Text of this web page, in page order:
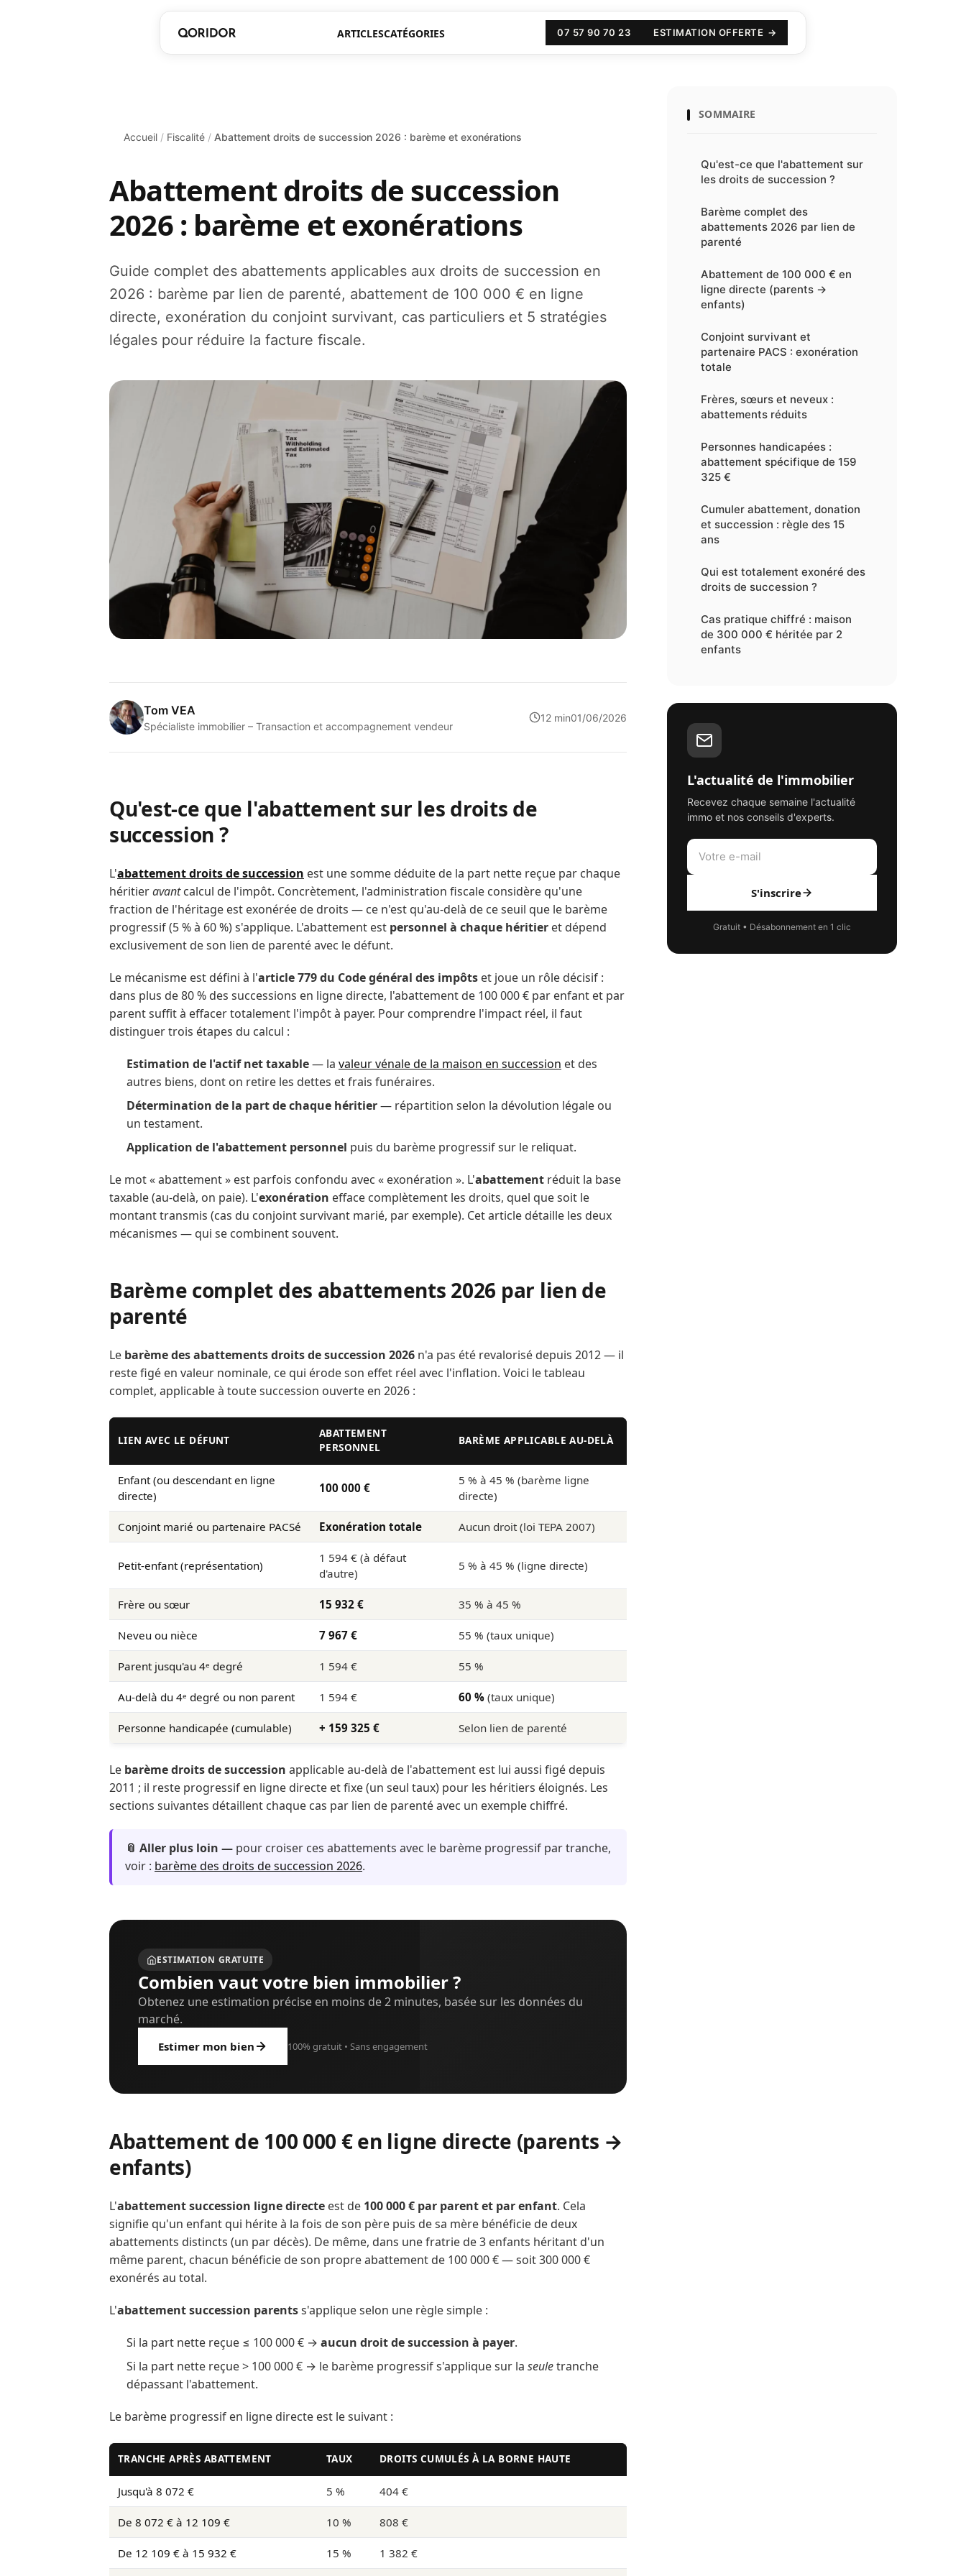
ARTICLESCATÉGORIES 07 57 90 70 23 ESTIMATION OFFERTE
Accueil / Fiscalité / Abattement droits de succession 2026 : barème et exonérations
Abattement droits de succession
2026 : barème et exonérations
Guide complet des abattements applicables aux droits de succession en
2026 : barème par lien de parenté, abattement de 100 000 € en ligne
directe, exonération du conjoint survivant, cas particuliers et 5 stratégies
légales pour réduire la facture fiscale.
Tom VEA
Spécialiste immobilier – Transaction et accompagnement vendeur
12 min01/06/2026
Qu'est-ce que l'abattement sur les droits de
succession ?
L'abattement droits de succession est une somme déduite de la part nette reçue par chaque
héritieravantcalcul de l'impôt. Concrètement, l'administration fiscale considère qu'une
fraction de l'héritage est exonérée de droits — ce n'est qu'au-delà de ce seuil que le barème
progressif (5 % à 60 %) s'applique. L'abattement est personnel à chaque héritier et dépend
exclusivement de son lien de parenté avec le défunt.
Le mécanisme est défini à l'article 779 du Code général des impôts et joue un rôle décisif :
dans plus de 80 % des successions en ligne directe, l'abattement de 100 000 € par enfant et par
parent suffit à effacer totalement l'impôt à payer. Pour comprendre l'impact réel, il faut
distinguer trois étapes du calcul :
Estimation de l'actif net taxable— la valeur vénale de la maison en succession et des
autres biens, dont on retire les dettes et frais funéraires.
Détermination de la part de chaque héritier— répartition selon la dévolution légale ou
un testament.
Application de l'abattement personnel puis du barème progressif sur le reliquat.
Le mot « abattement » est parfois confondu avec « exonération ». L'abattement réduit la base
taxable (au-delà, on paie). L'exonération efface complètement les droits, quel que soit le
montant transmis (cas du conjoint survivant marié, par exemple). Cet article détaille les deux
mécanismes — qui se combinent souvent.
Barème complet des abattements 2026 par lien de
parenté
Le barème des abattements droits de succession 2026 n'a pas été revalorisé depuis 2012 — il
reste figé en valeur nominale, ce qui érode son effet réel avec l'inflation. Voici le tableau
complet, applicable à toute succession ouverte en 2026 :
LIEN AVEC LE DÉFUNT
ABATTEMENT
PERSONNEL
BARÈME APPLICABLE AU-DELÀ
Enfant (ou descendant en ligne
directe)
100 000 €
5 % à 45 % (barème ligne
directe)
Conjoint marié ou partenaire PACSé Exonération totale Aucun droit (loi TEPA 2007)
Petit-enfant (représentation)
1 594 € (à défaut
d'autre)
5 % à 45 % (ligne directe)
Frère ou sœur 15 932 € 35 % à 45 %
Neveu ou nièce 7 967 € 55 % (taux unique)
Parent jusqu'au 4ᵉ degré 1 594 € 55 %
Au-delà du 4ᵉ degré ou non parent 1 594 € 60 % (taux unique)
Personne handicapée (cumulable) + 159 325 € Selon lien de parenté
Le barème droits de succession applicable au-delà de l'abattement est lui aussi figé depuis
2011 ; il reste progressif en ligne directe et fixe (un seul taux) pour les héritiers éloignés. Les
sections suivantes détaillent chaque cas par lien de parenté avec un exemple chiffré.
📎 Aller plus loin — pour croiser ces abattements avec le barème progressif par tranche,
voir : barème des droits de succession 2026.
ESTIMATION GRATUITE
Combien vaut votre bien immobilier ?
Obtenez une estimation précise en moins de 2 minutes, basée sur les données du
marché.
Estimer mon bien 100% gratuit • Sans engagement
Abattement de 100 000 € en ligne directe (parents →
enfants)
L'abattement succession ligne directe est de 100 000 € par parent et par enfant. Cela
signifie qu'un enfant qui hérite à la fois de son père puis de sa mère bénéficie de deux
abattements distincts (un par décès). De même, dans une fratrie de 3 enfants héritant d'un
même parent, chacun bénéficie de son propre abattement de 100 000 € — soit 300 000 €
exonérés au total.
L'abattement succession parentss'applique selon une règle simple :
Si la part nette reçue ≤ 100 000 € → aucun droit de succession à payer.
Si la part nette reçue > 100 000 € → le barème progressif s'applique sur la seuletranche
dépassant l'abattement.
Le barème progressif en ligne directe est le suivant :
TRANCHE APRÈS ABATTEMENT TAUX DROITS CUMULÉS À LA BORNE HAUTE
Jusqu'à 8 072 € 5 % 404 €
De 8 072 € à 12 109 € 10 % 808 €
De 12 109 € à 15 932 € 15 % 1 382 €
SOMMAIRE
Qu'est-ce que l'abattement sur
les droits de succession ?
Barème complet des
abattements 2026 par lien de
parenté
Abattement de 100 000 € en
ligne directe (parents →
enfants)
Conjoint survivant et
partenaire PACS : exonération
totale
Frères, sœurs et neveux :
abattements réduits
Personnes handicapées :
abattement spécifique de 159
325 €
Cumuler abattement, donation
et succession : règle des 15
ans
Qui est totalement exonéré des
droits de succession ?
Cas pratique chiffré : maison
de 300 000 € héritée par 2
enfants
L'actualité de l'immobilier
Recevez chaque semaine l'actualité
immo et nos conseils d'experts.
S'inscrire
Gratuit • Désabonnement en 1 clic